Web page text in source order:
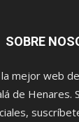
SOBRE
mejor web
de Henares.